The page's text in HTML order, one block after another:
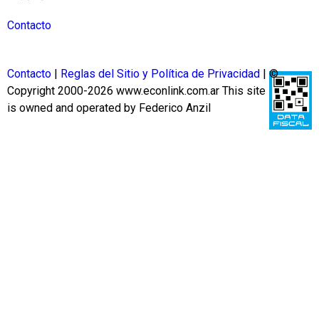
Contacto
Contacto Reglas del Sitio y Política de Privacidad
| ©
Copyright 2000-2026 www.econlink.com.ar This site
is owned and operated by Federico Anzil